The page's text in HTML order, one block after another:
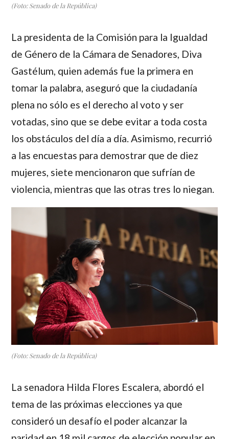
(Foto: Senado de la República)
La presidenta de la Comisión para la Igualdad
de Género de la Cámara de Senadores, Diva
Gastélum, quien además fue la primera en
tomar la palabra, aseguró que la ciudadanía
plena no sólo es el derecho al voto y ser
votadas, sino que se debe evitar a toda costa
los obstáculos del día a día. Asimismo, recurrió
a las encuestas para demostrar que de diez
mujeres, siete mencionaron que sufrían de
violencia, mientras que las otras tres lo niegan.
(Foto: Senado de la República)
La senadora Hilda Flores Escalera , abordó el
tema de las próximas elecciones ya que
consideró un desafío el poder alcanzar la